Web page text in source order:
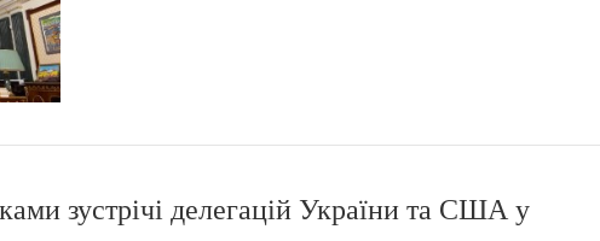
зустрічі делегацій України та США у